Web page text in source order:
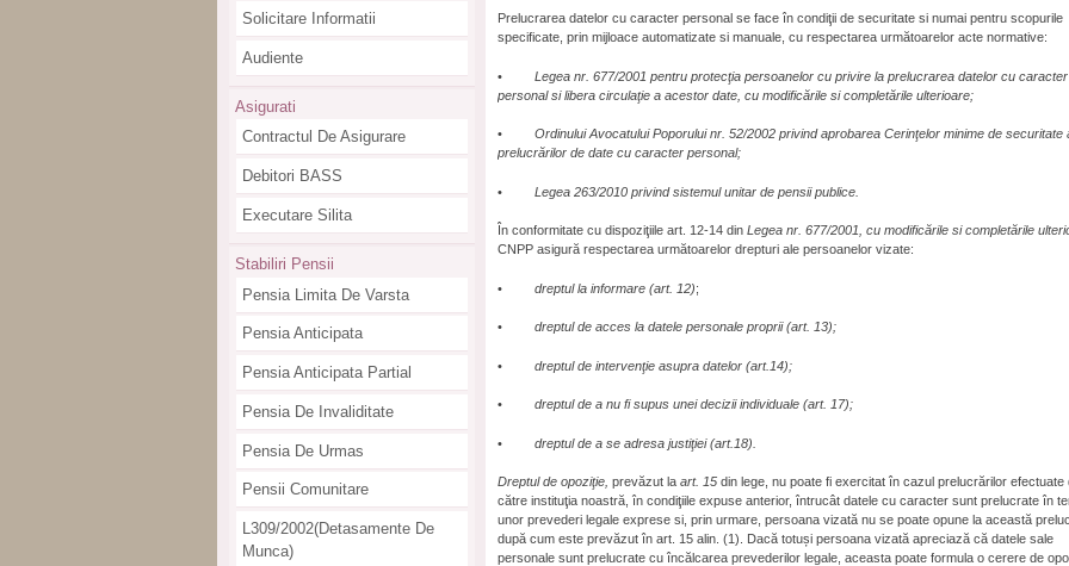
Prelucrarea datelor cu caracter personal se face în condiţii de securitate si numai pentru scopurile
specificate, prin mijloace automatizate si manuale, cu respectarea următoarelor acte normative:
•Legea nr. 677/2001 pentru protecţia persoanelor cu privire la prelucrarea datelor cu caracter
personal si libera circulaţie a acestor date, cu modificările si completările ulterioare;
•Ordinului Avocatului Poporului nr. 52/2002 privind aprobarea Cerinţelor minime de securitate
prelucrărilor de date cu caracter personal;
•Legea 263/2010 privind sistemul unitar de pensii publice.
În conformitate cu dispoziţiile art. 12-14 dinLegea nr. 677/2001, cu modificările si completările
CNPP asigură respectarea următoarelor drepturi ale persoanelor vizate:
•dreptul la informare (art. 12);
•dreptul de acces la datele personale proprii (art. 13);
•dreptul de intervenţie asupra datelor (art.14);
•dreptul de a nu fi supus unei decizii individuale (art. 17);
•dreptul de a se adresa justiţiei (art.18).
Dreptul de opoziţie,prevăzut laart. 15din lege, nu poate fi exercitat în cazul prelucrărilor efectuate
către instituţia noastră, în condiţiile expuse anterior, întrucât datele cu caracter sunt prelucrate în
unor prevederi legale exprese si, prin urmare, persoana vizată nu se poate opune la această
după cum este prevăzut în art. 15 alin. (1). Dacă totuși persoana vizată apreciază că datele sale
personale sunt prelucrate cu încălcarea prevederilor legale, aceasta poate formula o cerere de
Solicitare Informatii
Audiente
Asigurati
Contractul De Asigurare
Debitori BASS
Executare Silita
Stabiliri Pensii
Pensia Limita De Varsta
Pensia Anticipata
Pensia Anticipata Partial
Pensia De Invaliditate
Pensia De Urmas
Pensii Comunitare
L309/2002(detasamente De
Munca)